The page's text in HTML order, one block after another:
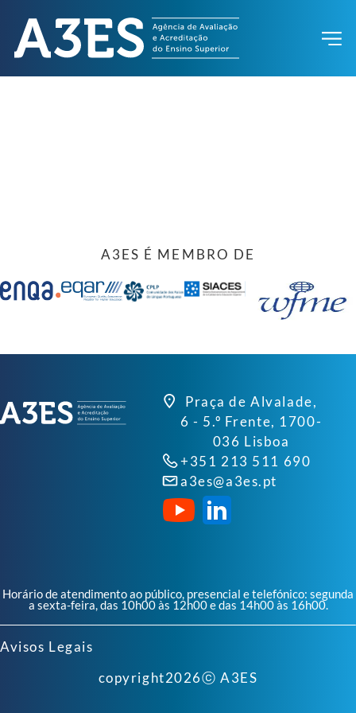
A3ES É MEMBRO DE
Praça de Alvalade,
6 - 5.º Frente, 1700-
036 Lisboa
+351 213 511 690
a3es@a3es.pt
Horário de atendimento ao público, presencial e telefónico: segunda
a sexta-feira, das 10h00 às 12h00 e das 14h00 às 16h00.
Avisos Legais
copyright2026ⓒ A3ES